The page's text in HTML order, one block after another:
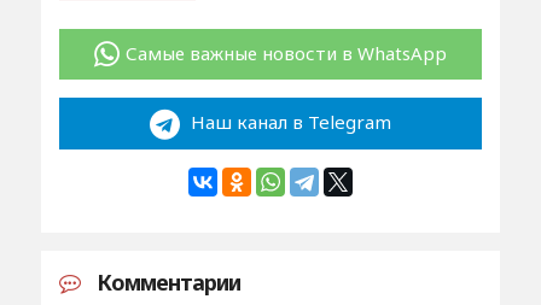
Самые важные новости в WhatsApp
Наш канал в Telegram
Комментарии